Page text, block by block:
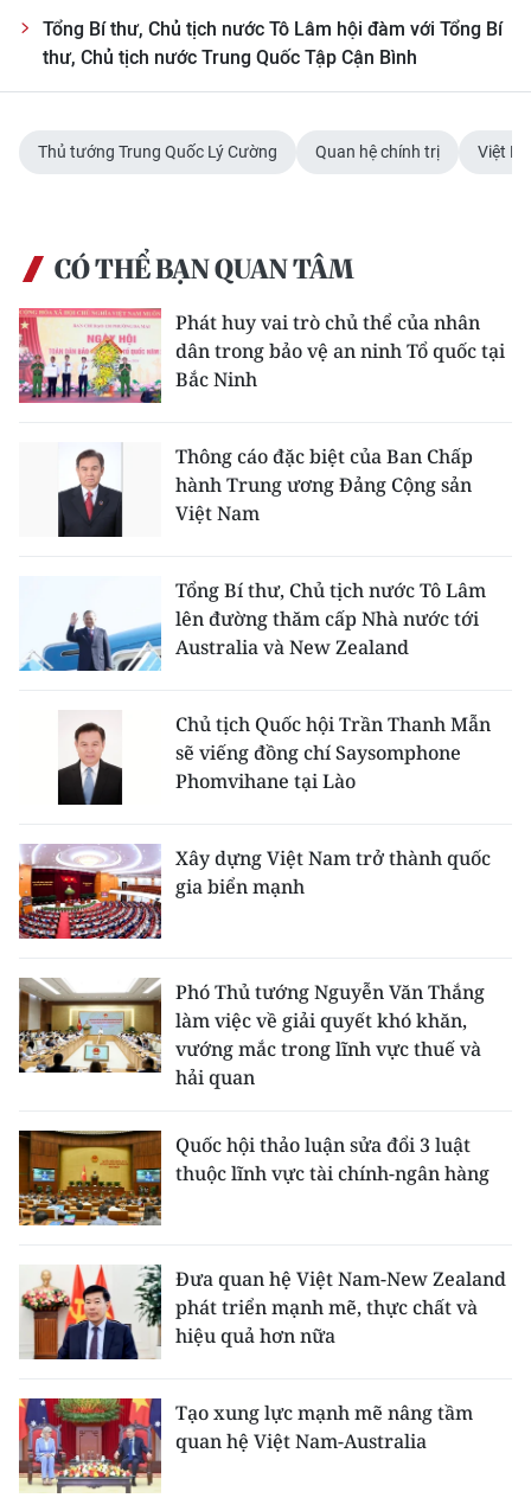
Tổng Bí thư, Chủ tịch nước Tô Lâm hội đàm với Tổng Bí
thư, Chủ tịch nước Trung Quốc Tập Cận Bình
Thủ tướng Trung Quốc Lý Cường Quan hệ chính trị Việt
CÓ THỂ BẠN QUAN TÂM
Phát huy vai trò chủ thể của nhân
dân trong bảo vệ an ninh Tổ quốc tại
Bắc Ninh
Thông cáo đặc biệt của Ban Chấp
hành Trung ương Đảng Cộng sản
Việt Nam
Tổng Bí thư, Chủ tịch nước Tô Lâm
lên đường thăm cấp Nhà nước tới
Australia và New Zealand
Chủ tịch Quốc hội Trần Thanh Mẫn
sẽ viếng đồng chí Saysomphone
Phomvihane tại Lào
Xây dựng Việt Nam trở thành quốc
gia biển mạnh
Phó Thủ tướng Nguyễn Văn Thắng
làm việc về giải quyết khó khăn,
vướng mắc trong lĩnh vực thuế và
hải quan
Quốc hội thảo luận sửa đổi 3 luật
thuộc lĩnh vực tài chính-ngân hàng
Đưa quan hệ Việt Nam-New Zealand
phát triển mạnh mẽ, thực chất và
hiệu quả hơn nữa
Tạo xung lực mạnh mẽ nâng tầm
quan hệ Việt Nam-Australia